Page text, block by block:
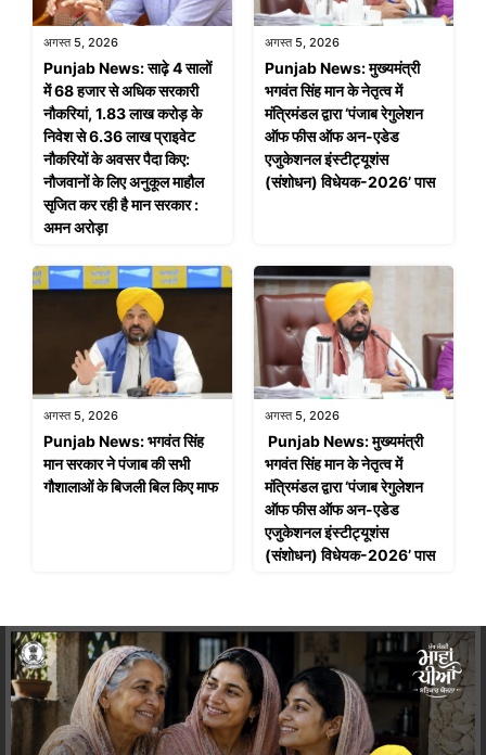
अगस्त 5, 2026
Punjab News: साढ़े 4 सालों
में 68 हजार से अधिक सरकारी
नौकरियां, 1.83 लाख करोड़ के
निवेश से 6.36 लाख प्राइवेट
नौकरियों के अवसर पैदा किए:
नौजवानों के लिए अनुकूल माहौल
सृजित कर रही है मान सरकार :
अमन अरोड़ा
अगस्त 5, 2026
Punjab News: मुख्यमंत्री
भगवंत सिंह मान के नेतृत्व में
मंत्रिमंडल द्वारा ‘पंजाब रेगुलेशन
ऑफ फीस ऑफ अन-एडेड
एजुकेशनल इंस्टीट्यूशंस
(संशोधन) विधेयक-2026’ पास
अगस्त 5, 2026
Punjab News: भगवंत सिंह
मान सरकार ने पंजाब की सभी
गौशालाओं के बिजली बिल किए माफ
अगस्त 5, 2026
Punjab News: मुख्यमंत्री
भगवंत सिंह मान के नेतृत्व में
मंत्रिमंडल द्वारा ‘पंजाब रेगुलेशन
ऑफ फीस ऑफ अन-एडेड
एजुकेशनल इंस्टीट्यूशंस
(संशोधन) विधेयक-2026’ पास